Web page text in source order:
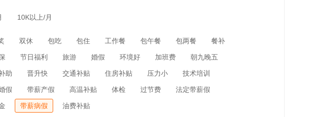
10K以上/月
双休 包吃 包住 工作餐 包午餐 包两餐 餐补
节日福利 旅游 婚假 环境好 加班费 朝九晚五
助 晋升快 交通补贴 住房补贴 压力小 技术培训
假 带薪产假 高温补贴 体检 过节费 法定带薪假
带薪病假 油费补贴